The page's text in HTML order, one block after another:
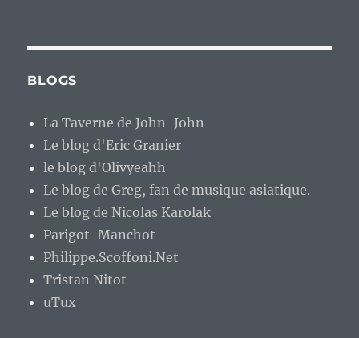
BLOGS
La Taverne de John-John
Le blog d'Eric Granier
le blog d'Olivyeahh
Le blog de Greg, fan de musique asiatique.
Le blog de Nicolas Karolak
Parigot-Manchot
Philippe.Scoffoni.Net
Tristan Nitot
uTux